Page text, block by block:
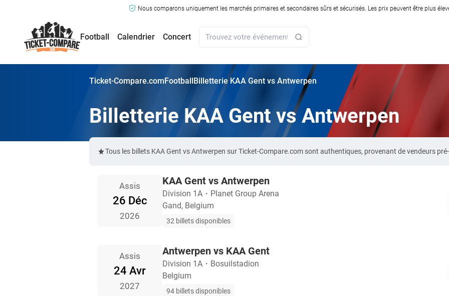
Nous comparons uniquement les marchés primaires et secondaires sûrs et sécurisés. Les prix peuvent être plus
Football Calendrier Concert
Ticket-Compare.comFootballBilletterie KAA Gent vs Antwerpen
Billetterie KAA Gent vs Antwerpen
Tous les billets KAA Gent vs Antwerpen sur Ticket-Compare.com sont authentiques, provenant de vendeurs
Assis
26 Déc
2026
KAA Gent vs Antwerpen
Division 1A ・ Planet Group Arena
Gand, Belgium
32 billets disponibles
Assis
24 Avr
2027
Antwerpen vs KAA Gent
Division 1A ・ Bosuilstadion
Belgium
94 billets disponibles